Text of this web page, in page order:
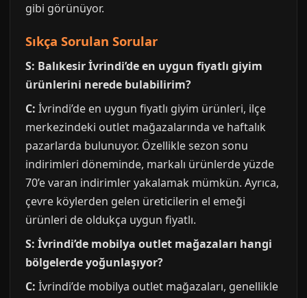
gibi görünüyor.
Sıkça Sorulan Sorular
S: Balıkesir İvrindi’de en uygun fiyatlı giyim
ürünlerini nerede bulabilirim?
C: İvrindi’de en uygun fiyatlı giyim ürünleri, ilçe
merkezindeki outlet mağazalarında ve haftalık
pazarlarda bulunuyor. Özellikle sezon sonu
indirimleri döneminde, markalı ürünlerde yüzde
70’e varan indirimler yakalamak mümkün. Ayrıca,
çevre köylerden gelen üreticilerin el emeği
ürünleri de oldukça uygun fiyatlı.
S: İvrindi’de mobilya outlet mağazaları hangi
bölgelerde yoğunlaşıyor?
C: İvrindi’de mobilya outlet mağazaları, genellikle